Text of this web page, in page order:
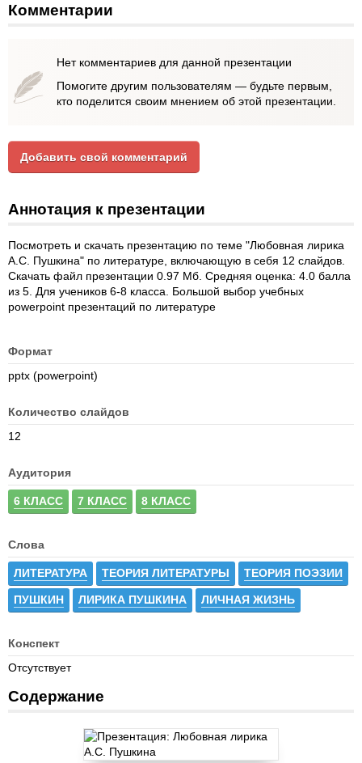
Комментарии
Нет комментариев для данной презентации
Помогите другим пользователям — будьте первым,
кто поделится своим мнением об этой презентации.
Добавить свой комментарий
Аннотация к презентации
Посмотреть и скачать презентацию по теме "Любовная лирика
А.С. Пушкина" по литературе, включающую в себя 12 слайдов.
Скачать файл презентации 0.97 Мб. Средняя оценка: 4.0 балла
из 5. Для учеников 6-8 класса. Большой выбор учебных
powerpoint презентаций по литературе
Формат
pptx (powerpoint)
Количество слайдов
12
Аудитория
6 КЛАСС 7 КЛАСС 8 КЛАСС
Слова
ЛИТЕРАТУРА ТЕОРИЯ ЛИТЕРАТУРЫ ТЕОРИЯ ПОЭЗИИ
ПУШКИН ЛИРИКА ПУШКИНА ЛИЧНАЯ ЖИЗНЬ
Конспект
Отсутствует
Содержание